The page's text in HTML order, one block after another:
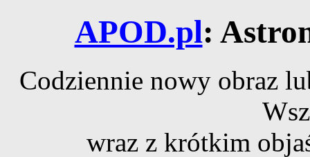
APOD.pl:
Codziennie nowy obraz
wraz z krótkim